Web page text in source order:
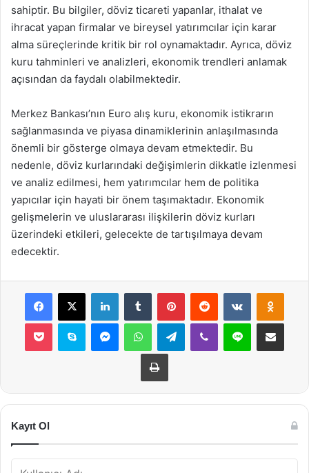
sahiptir. Bu bilgiler, döviz ticareti yapanlar, ithalat ve
ihracat yapan firmalar ve bireysel yatırımcılar için karar
alma süreçlerinde kritik bir rol oynamaktadır. Ayrıca, döviz
kuru tahminleri ve analizleri, ekonomik trendleri anlamak
açısından da faydalı olabilmektedir.
Merkez Bankası’nın Euro alış kuru, ekonomik istikrarın
sağlanmasında ve piyasa dinamiklerinin anlaşılmasında
önemli bir gösterge olmaya devam etmektedir. Bu
nedenle, döviz kurlarındaki değişimlerin dikkatle izlenmesi
ve analiz edilmesi, hem yatırımcılar hem de politika
yapıcılar için hayati bir önem taşımaktadır. Ekonomik
gelişmelerin ve uluslararası ilişkilerin döviz kurları
üzerindeki etkileri, gelecekte de tartışılmaya devam
edecektir.
Facebook
X LinkedInTumblr PinterestReddit VKontakte
Pocket Skype MessengerWhatsAppTelegramViber Line E-Posta ile
Yazdır
Kayıt Ol